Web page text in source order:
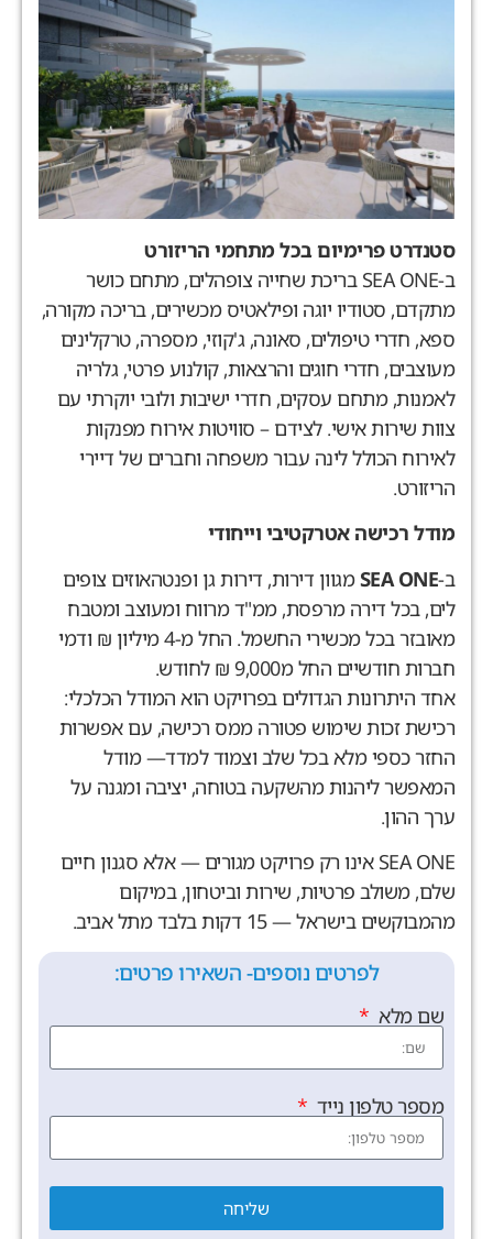
סטנדרט פרימיום בכל מתחמי הריזורט
ב-SEA ONE בריכת שחייה צופהלים, מתחם כושר
מתקדם, סטודיו יוגה ופילאטיס מכשירים, בריכה מקורה,
ספא, חדרי טיפולים, סאונה, ג'קוזי, מספרה, טרקלינים
מעוצבים, חדרי חוגים והרצאות, קולנוע פרטי, גלריה
לאמנות, מתחם עסקים, חדרי ישיבות ולובי יוקרתי עם
צוות שירות אישי. לצידם – סוויטות אירוח מפנקות
לאירוח הכולל לינה עבור משפחה וחברים של דיירי
הריזורט.
מודל רכישה אטרקטיבי וייחודי
ב-SEA ONEמגוון דירות, דירות גן ופנטהאוזים צופים
לים, בכל דירה מרפסת, ממ"ד מרווח ומעוצב ומטבח
מאובזר בכל מכשירי החשמל. החל מ-4 מיליון ₪ ודמי
חברות חודשיים החל מ9,000 ₪ לחודש.
אחד היתרונות הגדולים בפרויקט הוא המודל הכלכלי:
רכישת זכות שימוש פטורה ממס רכישה, עם אפשרות
החזר כספי מלא בכל שלב וצמוד למדד— מודל
המאפשר ליהנות מהשקעה בטוחה, יציבה ומגנה על
ערך ההון.
SEA ONE אינו רק פרויקט מגורים — אלא סגנון חיים
שלם, משולב פרטיות, שירות וביטחון, במיקום
מהמבוקשים בישראל — 15 דקות בלבד מתל אביב.
לפרטים נוספים- השאירו פרטים:
שם מלא
מספר טלפון נייד
שליחה